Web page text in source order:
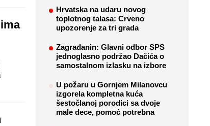
Hrvatska na udaru novog
toplotnog talasa: Crveno
upozorenje za tri grada
Zagrađanin: Glavni odbor SPS
jednoglasno podržao Dačića o
samostalnom izlasku na izbore
U požaru u Gornjem Milanovcu
izgorela kompletna kuća
šestočlanoj porodici sa dvoje
male dece, pomoć potrebna